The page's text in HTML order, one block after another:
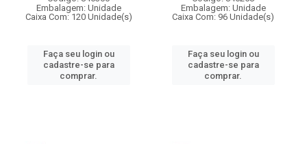
Embalagem: Unidade
Caixa Com: 120 Unidade(s)
Faça seu login ou
cadastre-se para
comprar.
Embalagem: Unidade
Caixa Com: 96 Unidade(s)
Faça seu login ou
cadastre-se para
comprar.